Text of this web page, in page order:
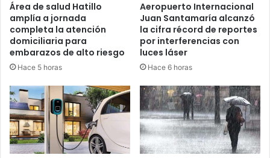
Área de salud Hatillo
amplía a jornada
completa la atención
domiciliaria para
embarazos de alto riesgo
Hace 5 horas
Aeropuerto Internacional
Juan Santamaría alcanzó
la cifra récord de reportes
por interferencias con
luces láser
Hace 6 horas